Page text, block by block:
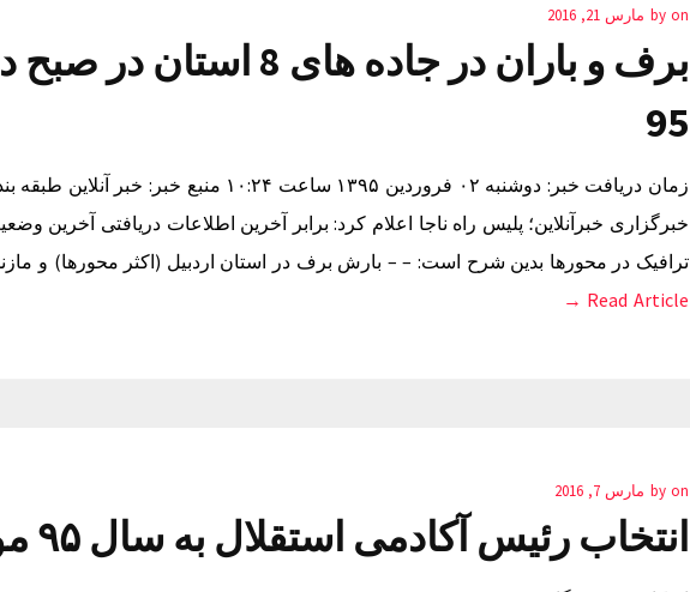
by on مارس 21, 2016
برف و باران در جاده های 8
95
زمان دریافت خبر: دوشنبه ۰۲ فروردین ۱۳۹۵ ساعت ۱۰:۲۴
خبرگزاری خبرآنلاین؛ پلیس راه ناجا اعلام کرد: برابر آخرین اطلاعات دریافتی آخرین
ترافیک در محورها بدین شرح است: – – بارش برف در استان اردبیل (اکثر محورها) و
Read Article →
by on مارس 7, 2016
انتخاب رئیس آکادمی استقلال به سال ۹۵ موکول شد؟